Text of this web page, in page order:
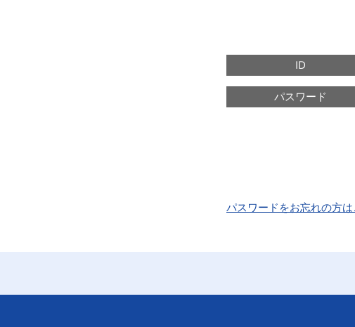
ID
パスワード
パスワードをお忘れの方は